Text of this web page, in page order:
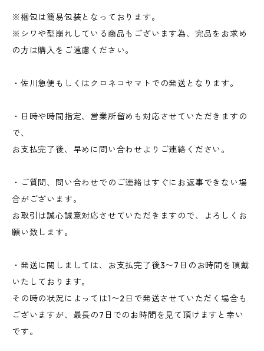
※梱包は簡易包装となっております。
※シワや型崩れしている商品もございます為、完品をお求め
の方は購入をご遠慮ください。
・佐川急便もしくはクロネコヤマトでの発送となります。
・日時や時間指定、営業所留めも対応させていただきますの
で、
お支払完了後、早めに問い合わせよりご連絡ください。
・ご質問、問い合わせでのご連絡はすぐにお返事できない場
合がございます。
お取引は誠心誠意対応させていただきますので、よろしくお
願い致します。
・発送に関しましては、お支払完了後3〜7日のお時間を頂戴
いたしております。
その時の状況によっては1〜2日で発送させていただく場合も
ございますが、最長の7日でのお時間を見て頂けますと幸い
です。